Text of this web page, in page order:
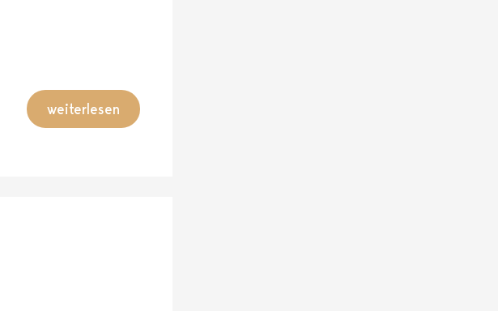
weiterlesen